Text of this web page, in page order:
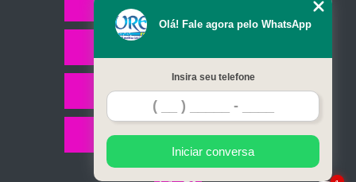
Contato
Mapa do site
Olá! Fale agora pelo WhatsApp
Insira seu telefone
Iniciar conversa